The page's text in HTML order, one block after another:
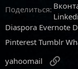
Поделиться:
Diaspora Evernote
Pinterest Tumblr
yahoomail